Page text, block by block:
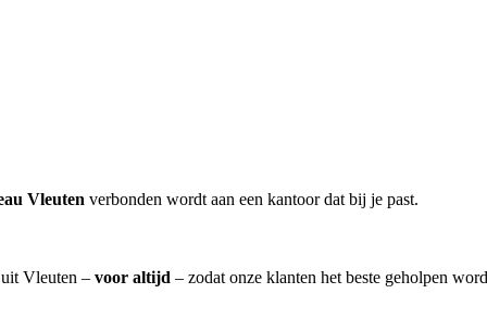
Vleuten verbonden wordt aan een kantoor dat bij je past.
Vleuten – voor altijd – zodat onze klanten het beste geholpen